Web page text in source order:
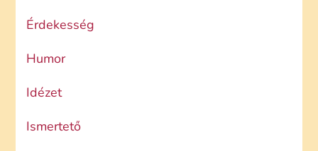
Érdekesség
Humor
Idézet
Ismertető